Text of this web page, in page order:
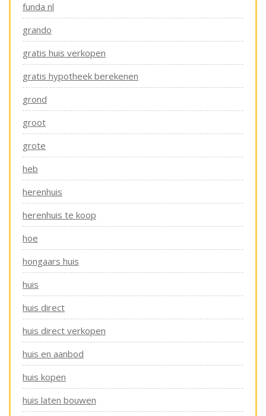
funda nl
grando
gratis huis verkopen
gratis hypotheek berekenen
grond
groot
grote
heb
herenhuis
herenhuis te koop
hoe
hongaars huis
huis
huis direct
huis direct verkopen
huis en aanbod
huis kopen
huis laten bouwen